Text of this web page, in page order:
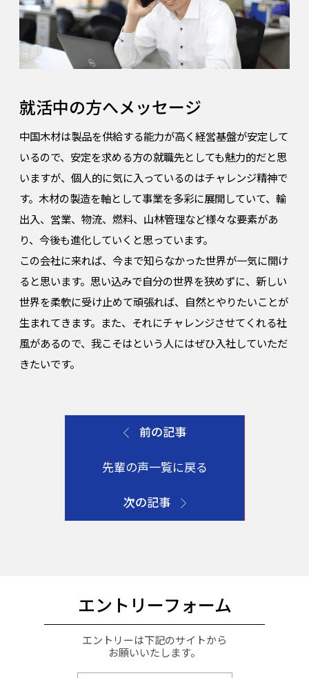
就活中の方へメッセージ
中国木材は製品を供給する能力が高く経営基盤が安定して
いるので、安定を求める方の就職先としても魅力的だと思
いますが、個人的に気に入っているのはチャレンジ精神で
す。木材の製造を軸として事業を多彩に展開していて、輸
出入、営業、物流、燃料、山林管理など様々な要素があ
り、今後も進化していくと思っています。
この会社に来れば、今まで知らなかった世界が一気に開け
ると思います。思い込みで自分の世界を狭めずに、新しい
世界を柔軟に受け止めて頑張れば、自然とやりたいことが
生まれてきます。また、それにチャレンジさせてくれる社
風があるので、我こそはという人にはぜひ入社していただ
きたいです。
前の記事
先輩の声一覧に戻る
次の記事
エントリーフォーム
エントリーは下記のサイトから
お願いいたします。